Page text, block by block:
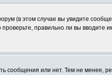
(в этом случае вы увидите
правильно ли вы вводите
сообщения или нет. Тем не менее,